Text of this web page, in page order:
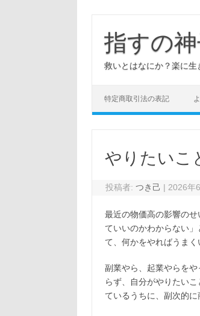
指すの
救いとはなにか？楽に
特定商取引法の表記
やりたいこ
投稿者:つき己 | 2026年
最近の物価高の影響の
ていいのかわからない
て、何かをやればうま
副業やら、起業やらを
らず、自分がやりたい
ているうちに、副次的に